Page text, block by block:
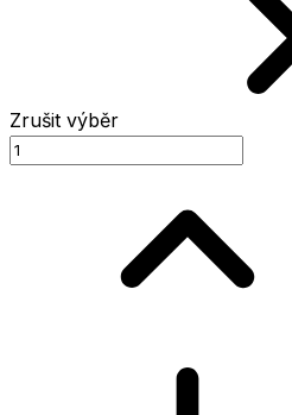
Zrušit výběr